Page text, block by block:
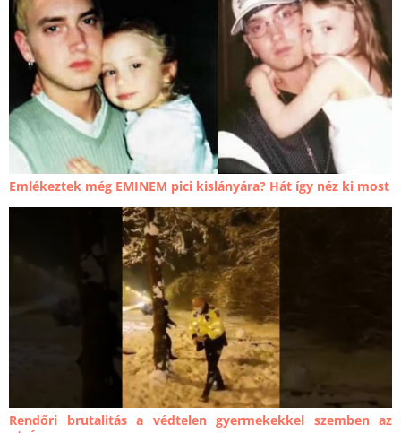
Emlékeztek még EMINEM pici kislányára? Hát így néz ki most
Rendőri brutalitás a védtelen gyermekekkel szemben az